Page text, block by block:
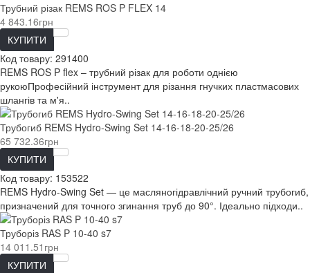
Трубний різак REMS ROS P FLEX 14
4 843.16грн
КУПИТИ
Код товару: 291400
REMS ROS P flex – трубний різак для роботи однією
рукоюПрофесійний інструмент для різання гнучких пластмасових
шлангів та м'я..
Трубогиб REMS Hydro-Swing Set 14-16-18-20-25/26
65 732.36грн
КУПИТИ
Код товару: 153522
REMS Hydro-Swing Set — це масляногідравлічний ручний трубогиб,
призначений для точного згинання труб до 90°. Ідеально підходи..
Труборіз RAS P 10-40 s7
14 011.51грн
КУПИТИ